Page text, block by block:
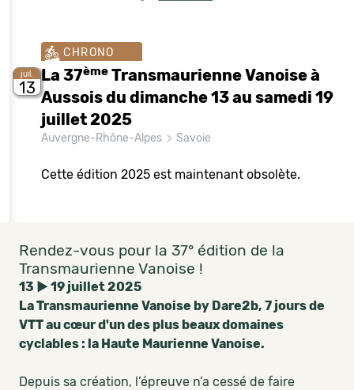
juil.
13
CHRONO
La 37ème Transmaurienne Vanoise à
Aussois du dimanche 13 au samedi 19
juillet 2025
Auvergne-Rhône-Alpes Savoie
Cette édition 2025 est maintenant obsolète.
Rendez-vous pour la 37° édition de la
Transmaurienne Vanoise !
13 ► 19 juillet 2025
La Transmaurienne Vanoise by Dare2b, 7 jours de
VTT au cœur d'un des plus beaux domaines
cyclables : la Haute Maurienne Vanoise.
Depuis sa création, l’épreuve n’a cessé de faire